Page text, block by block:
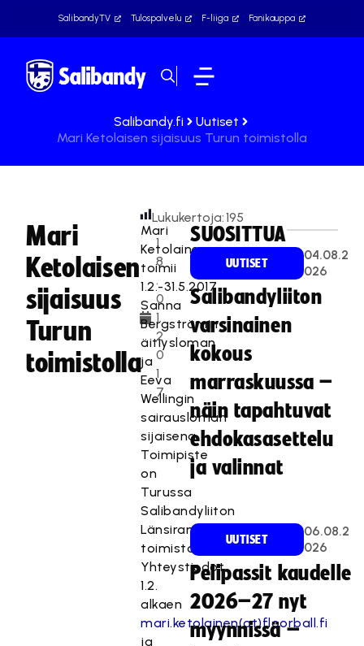
SalibandyTV Tulospalvelu F-liiga Fanikauppa
Salibandy.fi
Uutiset
Mari Ketolaisen sijaisuus Turun toimistolla
Mari
Ketolaisen
sijaisuus
Turun
toimistolla
1
8
.
0
1.
2
0
1
7
Lukukertoja:195
Mari
Ketolainen
toimii
1.2.-31.5.2017
Sanna
Bergströmin
äitiysloman
ja
Eeva
Wellingin
sairausloman
sijaisena.
Toimipiste
on
Turussa
Salibandyliiton
Länsirannikon
toimistolla.
Yhteystiedot
1.2.
alkaen
mari.ketolainen(at)floorball.fi
ja
SUOSITTUA
UUTISET
04.08.2
026
Salibandyliiton
varsinainen
kokous
marraskuussa –
näin tapahtuvat
ehdokasasettelu
ja valinnat
UUTISET
06.08.2
026
Pelipassit kaudelle
2026–27 nyt
myynnissä –